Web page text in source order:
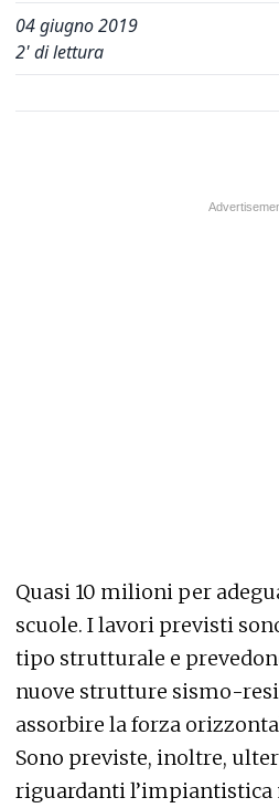
04 giugno 2019
2' di lettura
Quasi 10 milioni per
scuole. I lavori previsti
tipo strutturale e
nuove strutture sismo-
assorbire la forza
Sono previste, inoltre,
riguardanti l’impiantistica